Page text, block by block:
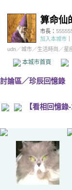
算命仙
市長：
加入本城市
udn／城市／生活時尚 ／星
本城市首頁
討論區／珍辰回憶錄
【看相回憶